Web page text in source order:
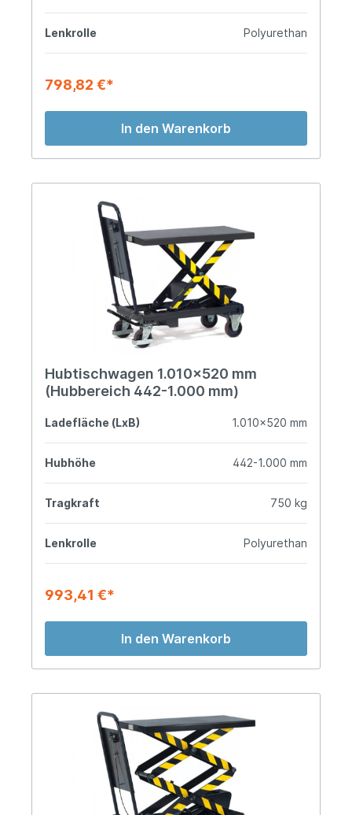
Lenkrolle Polyurethan
798,82 €*
In den Warenkorb
Hubtischwagen 1.010x520 mm
(Hubbereich 442-1.000 mm)
Ladefläche (LxB) 1.010x520 mm
Hubhöhe 442-1.000 mm
Tragkraft 750 kg
Lenkrolle Polyurethan
993,41 €*
In den Warenkorb